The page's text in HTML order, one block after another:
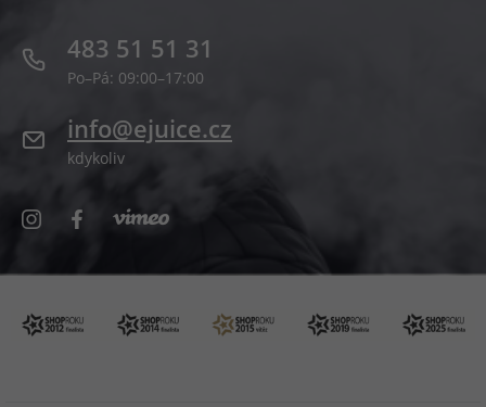
483 51 51 31
Po–Pá: 09:00–17:00
info@ejuice.cz
kdykoliv